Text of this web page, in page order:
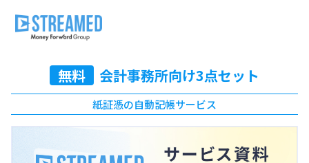
無料 会計事務所向け3点セット
紙証憑の自動記帳サービス